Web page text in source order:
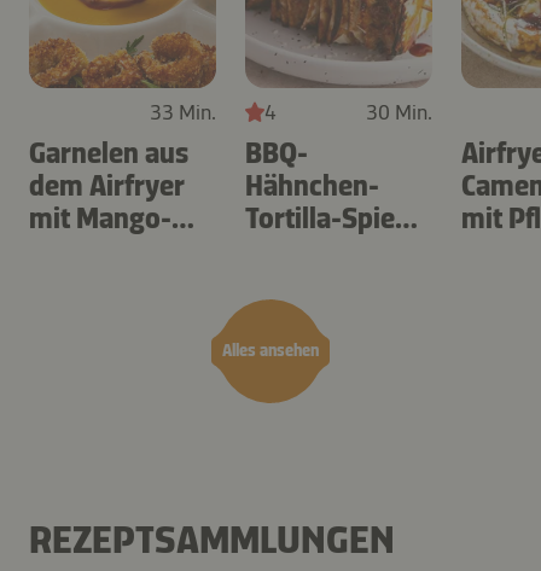
Alles ansehen
33 Min.
Garnelen aus
dem Airfryer
mit Mango-
4 30 Min.
BBQ-
Hähnchen-
Tortilla-Spieße
mit
REZEPTSAMMLUNGEN